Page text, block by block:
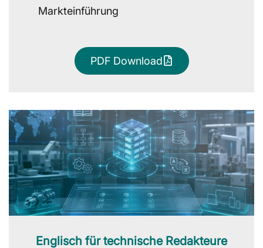
Markteinführung
PDF Download
Englisch für technische Redakteure